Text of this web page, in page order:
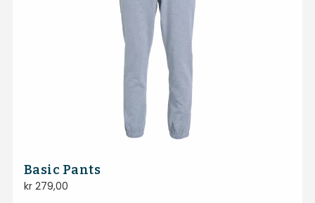
Basic Pants
kr279,00